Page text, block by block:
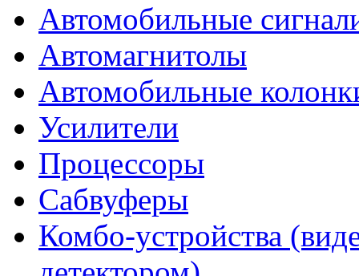
Автомобильные
Автомагнитолы
Автомобильные
Усилители
Процессоры
Сабвуферы
Комбо-устройства